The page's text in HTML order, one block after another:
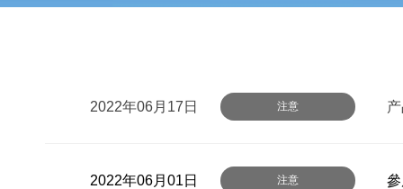
2022年06月17日 注意
2022年06月01日 注意